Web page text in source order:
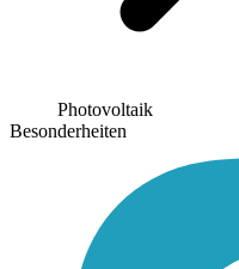
Photovoltaik
Besonderheiten